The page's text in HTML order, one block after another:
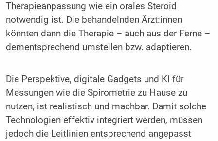
Therapieanpassung wie ein orales Steroid
notwendig ist. Die behandelnden Ärzt:innen
könnten dann die Therapie – auch aus der Ferne –
dementsprechend umstellen bzw. adaptieren.
Die Perspektive, digitale Gadgets und KI für
Messungen wie die Spirometrie zu Hause zu
nutzen, ist realistisch und machbar. Damit solche
Technologien effektiv integriert werden, müssen
jedoch die Leitlinien entsprechend angepasst